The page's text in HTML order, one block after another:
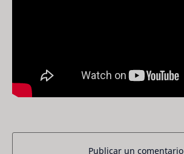
Publicar un comentario